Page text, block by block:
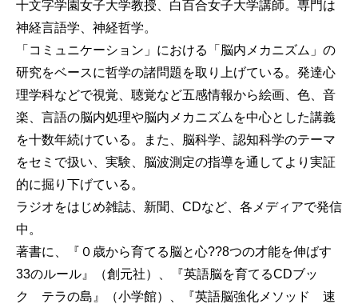
十文字学園女子大学教授、白百合女子大学講師。専門は
神経言語学、神経哲学。
「コミュニケーション」における「脳内メカニズム」の
研究をベースに哲学の諸問題を取り上げている。発達心
理学科などで視覚、聴覚など五感情報から絵画、色、音
楽、言語の脳内処理や脳内メカニズムを中心とした講義
を十数年続けている。また、脳科学、認知科学のテーマ
をセミで扱い、実験、脳波測定の指導を通してより実証
的に掘り下げている。
ラジオをはじめ雑誌、新聞、CDなど、各メディアで発信
中。
著書に、『０歳から育てる脳と心??8つの才能を伸ばす
33のルール』（創元社）、『英語脳を育てるCDブッ
ク テラの島』（小学館）、『英語脳強化メソッド 速